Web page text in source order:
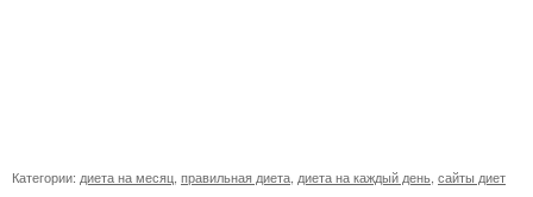
Категории: диета на месяц, правильная диета, диета на каждый день, сайты диет